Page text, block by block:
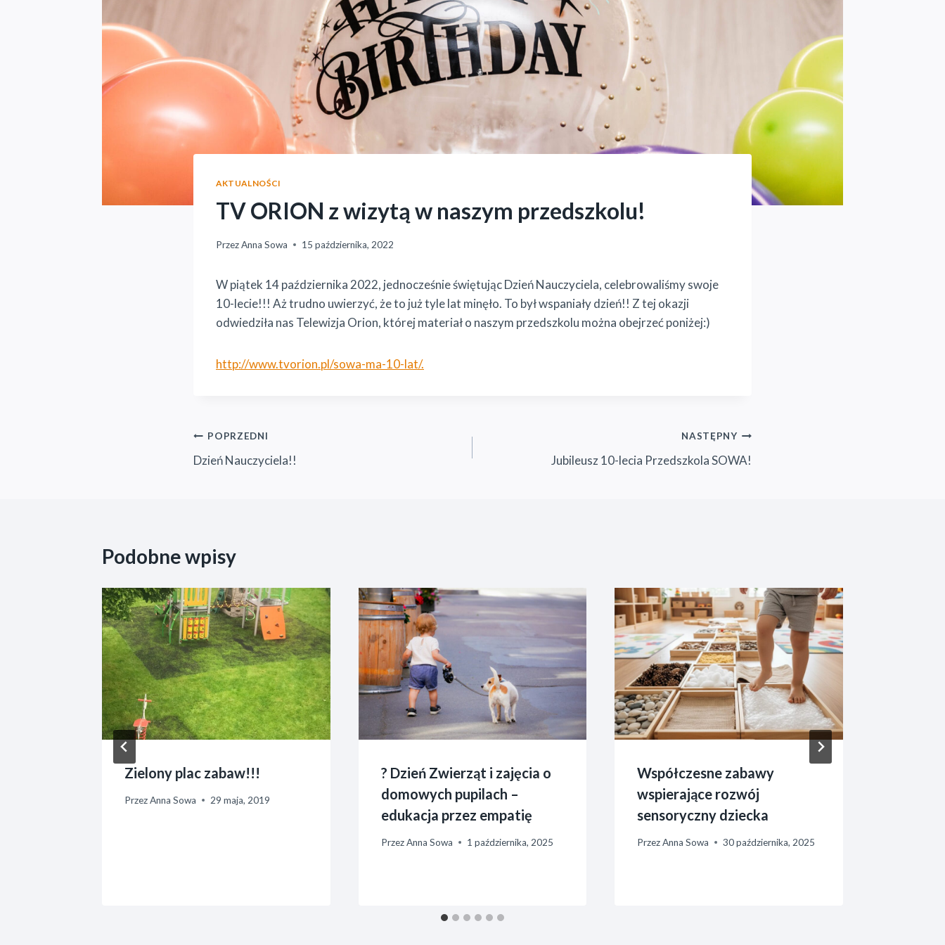
AKTUALNOŚCI
TV ORION z wizytą w naszym przedszkolu!
PrzezAnna Sowa 15 października, 2022
W piątek 14 października 2022, jednocześnie świętując Dzień Nauczyciela, celebrowaliśmy swoje
10-lecie!!! Aż trudno uwierzyć, że to już tyle lat minęło. To był wspaniały dzień!! Z tej okazji
odwiedziła nas Telewizja Orion, której materiał o naszym przedszkolu można obejrzeć poniżej:)
http://www.tvorion.pl/sowa-ma-10-lat/.
Nawigacja
wpisu
POPRZEDNI
Dzień Nauczyciela!!
NASTĘPNY
Jubileusz 10-lecia Przedszkola SOWA!
Podobne wpisy
Zielony plac zabaw!!!
PrzezAnna Sowa 29 maja, 2019
? Dzień Zwierząt i zajęcia o
domowych pupilach –
edukacja przez empatię
Przez Anna Sowa 1 października, 2025
Współczesne zabawy
wspierające rozwój
sensoryczny dziecka
Przez Anna Sowa 30 października, 2025